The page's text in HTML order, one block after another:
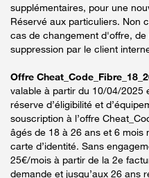
supplémentaires, pour une
Réservé aux particuliers. Non
cas de changement d'offre,
suppression par le client
Offre
valable à partir du 10/04/2025
réserve d’éligibilité et
souscription à l’offre
âgés de 18 à 26 ans et 6 mois
carte d’identité. Sans
25€/mois à partir de la 2e
demande et jusqu’aux 26 ans